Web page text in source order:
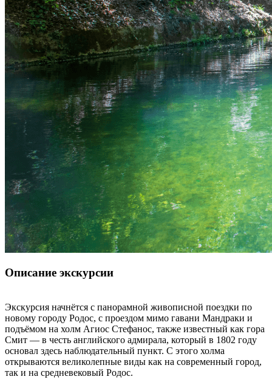
Описание экскурсии
Экскурсия начнётся с панорамной живописной поездки по
новому городу Родос, с проездом мимо гавани Мандраки и
подъёмом на холм Агиос Стефанос, также известный как гора
Смит — в честь английского адмирала, который в 1802 году
основал здесь наблюдательный пункт. С этого холма
открываются великолепные виды как на современный город,
так и на средневековый Родос.